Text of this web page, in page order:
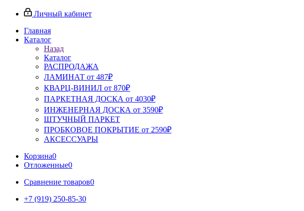
Личный кабинет
Главная
Каталог
Назад
Каталог
РАСПРОДАЖА
ЛАМИНАТ от 487₽
КВАРЦ-ВИНИЛ от 870₽
ПАРКЕТНАЯ ДОСКА от 4030₽
ИНЖЕНЕРНАЯ ДОСКА от 3590₽
ШТУЧНЫЙ ПАРКЕТ
ПРОБКОВОЕ ПОКРЫТИЕ от 2590₽
АКСЕССУАРЫ
Корзина0
Отложенные0
Сравнение товаров0
+7 (919) 250-85-30